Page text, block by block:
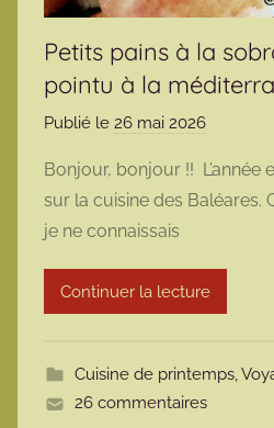
Petits pains à la
pointu à la
Publié le 26 mai 2026
r
m
r
m
t
e
Bonjour, bonjour !! L’année
sur la cuisine des Baléares.
je ne connaissais
Continuer la lecture
Cuisine de printemps,
26 commentaires